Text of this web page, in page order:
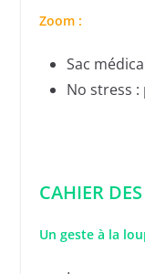
Zoom :
Sac
No stress
CAHIER
Un geste à la